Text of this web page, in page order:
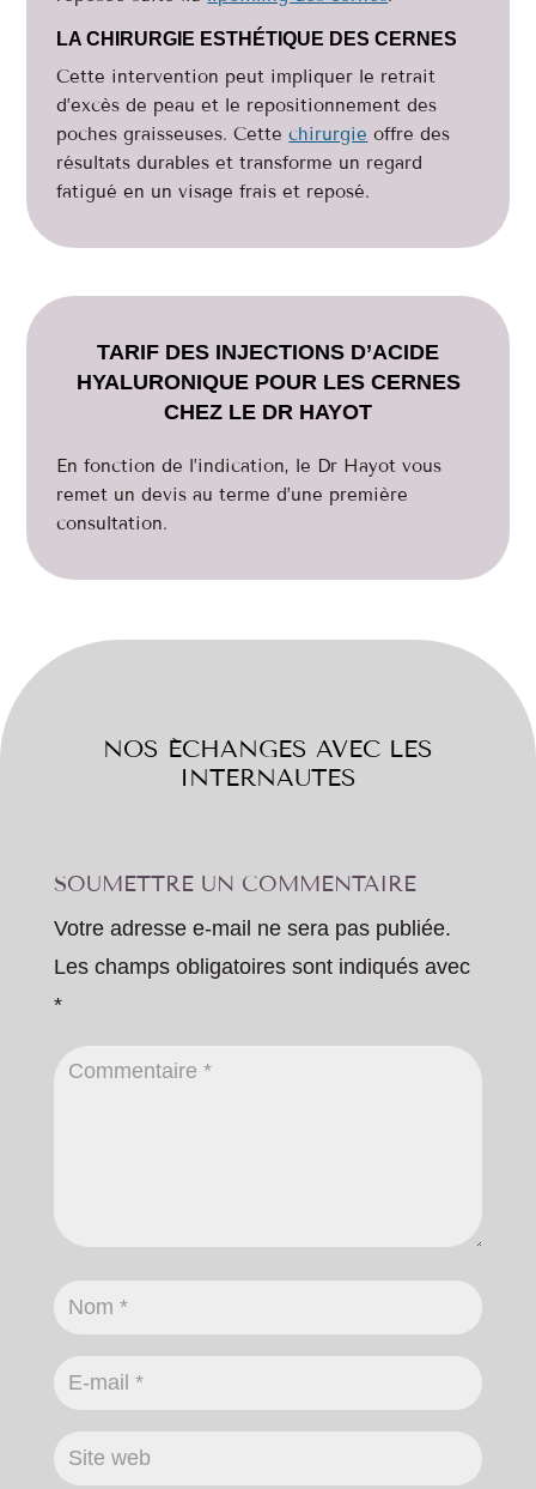
LA CHIRURGIE ESTHÉTIQUE DES CERNES
Cette intervention peut impliquer le retrait
d’excès de peau et le repositionnement des
poches graisseuses. Cettechirurgie offre des
résultats durables et transforme un regard
fatigué en un visage frais et reposé.
TARIF DES INJECTIONS D’ACIDE
HYALURONIQUE POUR LES CERNES
CHEZ LE DR HAYOT
En fonction de l’indication, le Dr Hayot vous
remet un devis au terme d’une première
consultation.
NOS ÉCHANGES AVEC LES
INTERNAUTES
SOUMETTRE UN COMMENTAIRE
Votre adresse e-mail ne sera pas publiée.
Les champs obligatoires sont indiqués avec
*